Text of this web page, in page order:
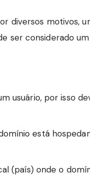
diversos motivos,
ser considerado
usuário, por isso
está
(país) onde o